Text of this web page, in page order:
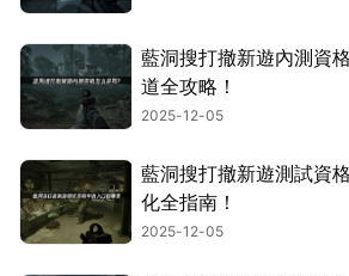
藍洞搜打撤新遊內測資
道全攻略！
2025-12-05
藍洞搜打撤新遊測試資
化全指南！
2025-12-05